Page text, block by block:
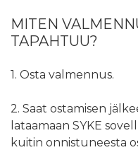
MITEN
TAPAHTUU?
1. Osta valmennus.
2. Saat ostamisen
lataamaan SYKE
kuitin onnistuneesta